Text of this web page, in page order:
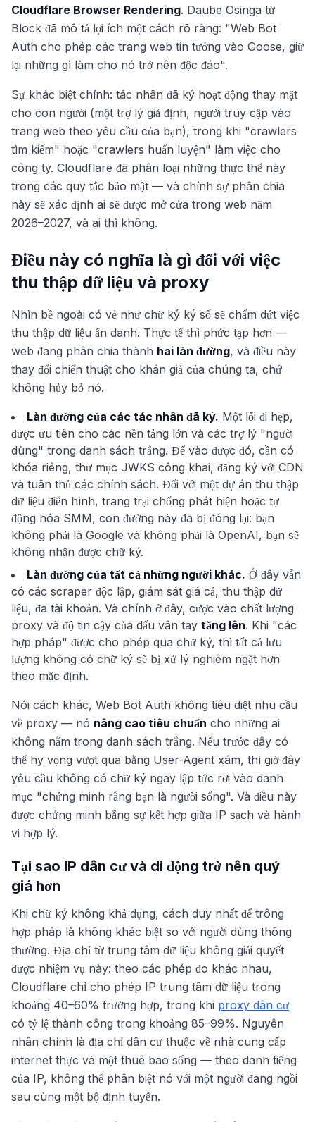
Cloudflare Browser Rendering. Daube Osinga từ
Block đã mô tả lợi ích một cách rõ ràng: "Web Bot
Auth cho phép các trang web tin tưởng vào Goose, giữ
lại những gì làm cho nó trở nên độc đáo".
Sự khác biệt chính: tác nhân đã ký hoạt động thay mặt
cho con người (một trợ lý giả định, người truy cập vào
trang web theo yêu cầu của bạn), trong khi "crawlers
tìm kiếm" hoặc "crawlers huấn luyện" làm việc cho
công ty. Cloudflare đã phân loại những thực thể này
trong các quy tắc bảo mật — và chính sự phân chia
này sẽ xác định ai sẽ được mở cửa trong web năm
2026–2027, và ai thì không.
Điều này có nghĩa là gì đối với việc
thu thập dữ liệu và proxy
Nhìn bề ngoài có vẻ như chữ ký ký số sẽ chấm dứt việc
thu thập dữ liệu ẩn danh. Thực tế thì phức tạp hơn —
web đang phân chia thành hai làn đường, và điều này
thay đổi chiến thuật cho khán giả của chúng ta, chứ
không hủy bỏ nó.
Làn đường của các tác nhân đã ký. Một lối đi hẹp,
được ưu tiên cho các nền tảng lớn và các trợ lý "người
dùng" trong danh sách trắng. Để vào được đó, cần có
khóa riêng, thư mục JWKS công khai, đăng ký với CDN
và tuân thủ các chính sách. Đối với một dự án thu thập
dữ liệu điển hình, trang trại chống phát hiện hoặc tự
động hóa SMM, con đường này đã bị đóng lại: bạn
không phải là Google và không phải là OpenAI, bạn sẽ
không nhận được chữ ký.
Làn đường của tất cả những người khác. Ở đây vẫn
có các scraper độc lập, giám sát giá cả, thu thập dữ
liệu, đa tài khoản. Và chính ở đây, cược vào chất lượng
proxy và độ tin cậy của dấu vân tay tăng lên. Khi "các
hợp pháp" được cho phép qua chữ ký, thì tất cả lưu
lượng không có chữ ký sẽ bị xử lý nghiêm ngặt hơn
theo mặc định.
Nói cách khác, Web Bot Auth không tiêu diệt nhu cầu
về proxy — nó nâng cao tiêu chuẩn cho những ai
không nằm trong danh sách trắng. Nếu trước đây có
thể hy vọng vượt qua bằng User-Agent xám, thì giờ đây
yêu cầu không có chữ ký ngay lập tức rơi vào danh
mục "chứng minh rằng bạn là người sống". Và điều này
được chứng minh bằng sự kết hợp giữa IP sạch và hành
vi hợp lý.
Tại sao IP dân cư và di động trở nên quý
giá hơn
Khi chữ ký không khả dụng, cách duy nhất để trông
hợp pháp là không khác biệt so với người dùng thông
thường. Địa chỉ từ trung tâm dữ liệu không giải quyết
được nhiệm vụ này: theo các phép đo khác nhau,
Cloudflare chỉ cho phép IP trung tâm dữ liệu trong
khoảng 40–60% trường hợp, trong khi proxy dân cư
có tỷ lệ thành công trong khoảng 85–99%. Nguyên
nhân chính là địa chỉ dân cư thuộc về nhà cung cấp
internet thực và một thuê bao sống — theo danh tiếng
của IP, không thể phân biệt nó với một người đang ngồi
sau cùng một bộ định tuyến.